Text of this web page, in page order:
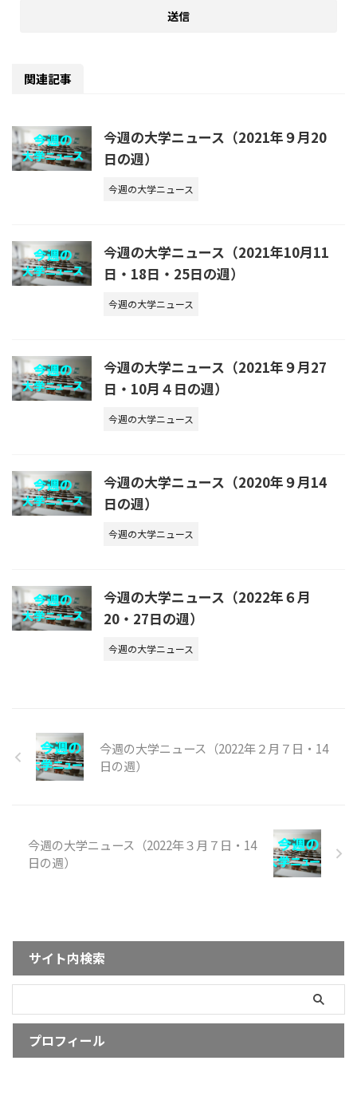
関連記事
今週の大学ニュース（2021年９月20
日の週）
今週の大学ニュース
今週の大学ニュース（2021年10月11
日・18日・25日の週）
今週の大学ニュース
今週の大学ニュース（2021年９月27
日・10月４日の週）
今週の大学ニュース
今週の大学ニュース（2020年９月14
日の週）
今週の大学ニュース
今週の大学ニュース（2022年６月
20・27日の週）
今週の大学ニュース
今週の大学ニュース（2022年２月７日・14
日の週）
今週の大学ニュース（2022年３月７日・14
日の週）
サイト内検索
プロフィール